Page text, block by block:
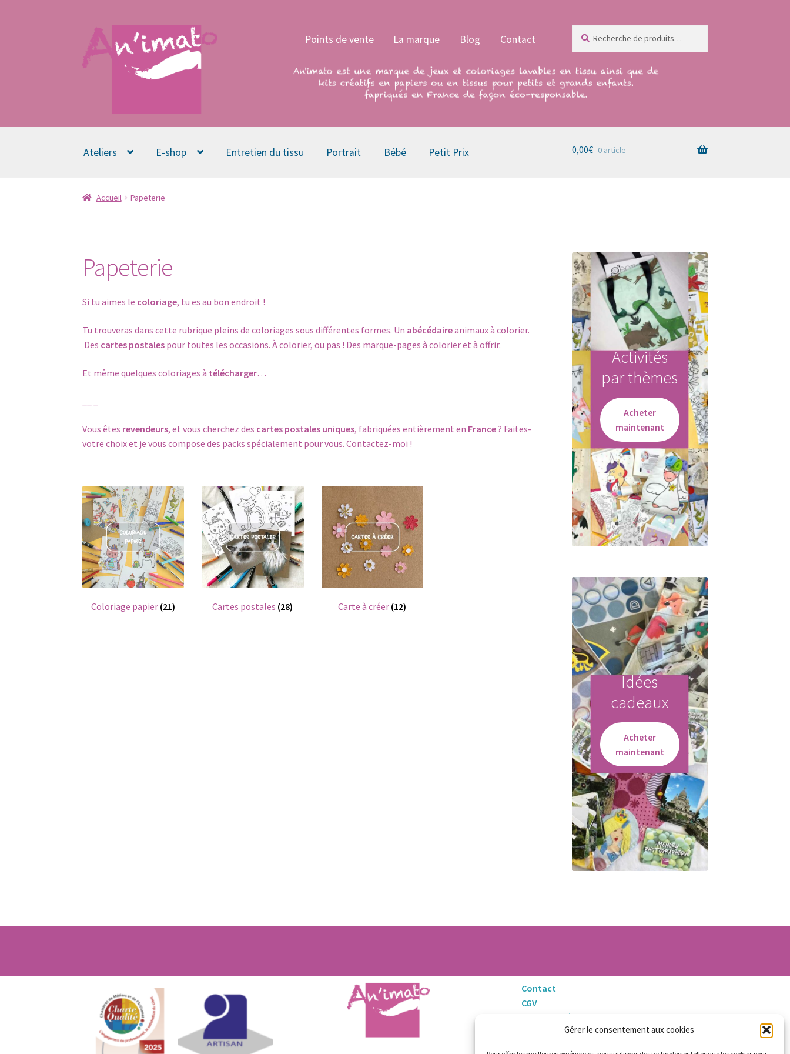
Gérer le consentement aux cookies
Aller
la
Aller
au
contenu
Points de vente La marque Blog Contact
pour :
Ateliers E-shop Entretien du tissu Portrait Bébé Petit Prix 0,00€ 0 article
Accueil Papeterie
Papeterie
Si tu aimes le coloriage, tu es au bon endroit !
Tu trouveras dans cette rubrique pleins de coloriages sous différentes formes. Un abécédaireanimaux à colorier.
Des cartes postales pour toutes les occasions. À colorier, ou pas ! Des marque-pages à colorier et à offrir.
Et même quelques coloriages à télécharger…
Vous êtes revendeurs, et vous cherchez des cartes postales uniques, fabriquées entièrement en France? Faites-
votre choix et je vous compose des packs spécialement pour vous.Contactez-moi !
Coloriage papier (21) Cartes postales (28) Carte à créer (12)
Activités
par thèmes
Acheter
maintenant
Idées
cadeaux
Acheter
maintenant
Contact
CGV
Mentions Légales
Politique de Retours et Remboursements